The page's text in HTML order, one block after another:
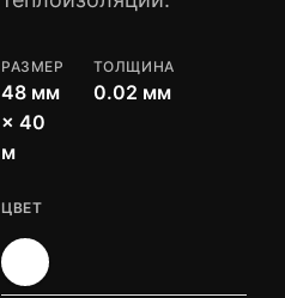
РАЗМЕР
48 мм
× 40
м
ТОЛЩИНА
0.02 мм
ЦВЕТ